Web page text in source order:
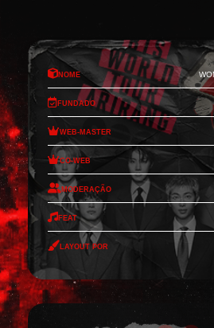
Nome
Fundado
Web-Master
Co-Web
Moderação
Feat
Layout por